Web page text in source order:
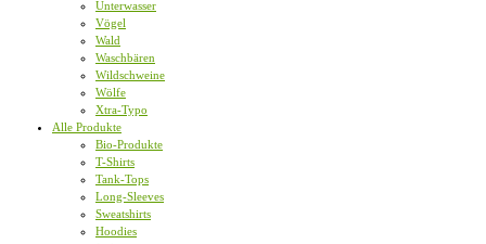
Unterwasser
Vögel
Wald
Waschbären
Wildschweine
Wölfe
Xtra-Typo
Alle Produkte
Bio-Produkte
T-Shirts
Tank-Tops
Long-Sleeves
Sweatshirts
Hoodies